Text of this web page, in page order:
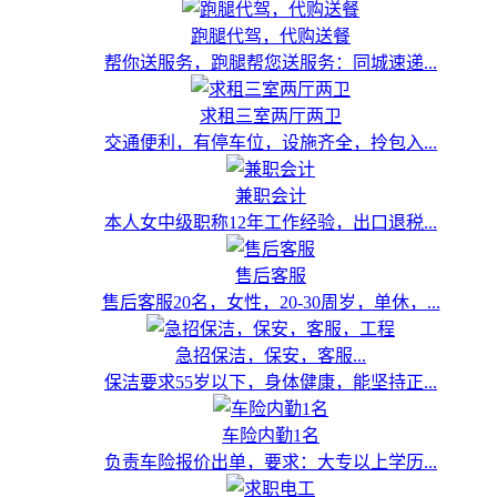
跑腿代驾，代购送餐
帮你送服务，跑腿帮您送服务：同城速递...
求租三室两厅两卫
交通便利，有停车位，设施齐全，拎包入...
兼职会计
本人女中级职称12年工作经验，出口退税...
售后客服
售后客服20名，女性，20-30周岁，单休，...
急招保洁，保安，客服...
保洁要求55岁以下，身体健康，能坚持正...
车险内勤1名
负责车险报价出单，要求：大专以上学历...